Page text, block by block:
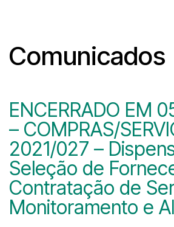
Comunicados
ENCERRADO EM
– COMPRAS/
2021/027 –
Seleção de
Contratação de
Monitoramento e